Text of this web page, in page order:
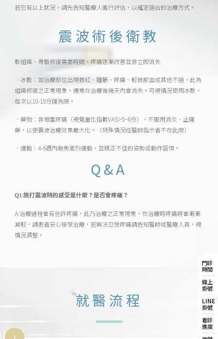
若您有以上狀況，請先告知醫療人進行評估，以確定適合的治療方式。
震波術後衛教
軟組織、骨骼修復需要時間，疼痛逐漸改善並非立即消失
．冰敷：如治療部位出現發紅、腫脹、疼痛、輕微瘀血或其他不適，此為
組織修復之正常現象，通常在治療後幾天內會消失。可視情況使用冰敷，
每次以10-15分鐘為限。
．藥物：非相當疼痛（視覺量化指數VAS>5~6分），不服用消炎、止痛
藥，以使震波治療效果最大化。（特殊情況經醫師指示者不在此限）
．運動：4-6週內避免激烈運動，並矯正不佳的姿勢或動作習慣。
Q&A
Q1:施打震波時的感受是什麼？是否會疼痛？
A:治療過程會有些許疼痛，此乃治療之正常現象，在治療時疼痛將會漸漸
減輕，請患者安心接受治療，若無法忍受疼痛請告知醫師或醫療人員，視
情況調整。
就醫流程
門診
時間
線上
掛號
LINE
掛號
看診
進度